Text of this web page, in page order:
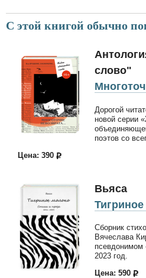
С этой книгой обычно
слово"
Дорогой
новой серии
поэтов со
Цена: 390
Вьяса
Сборник
Вячеслава
псевдонимом
2023 год.
Цена: 590